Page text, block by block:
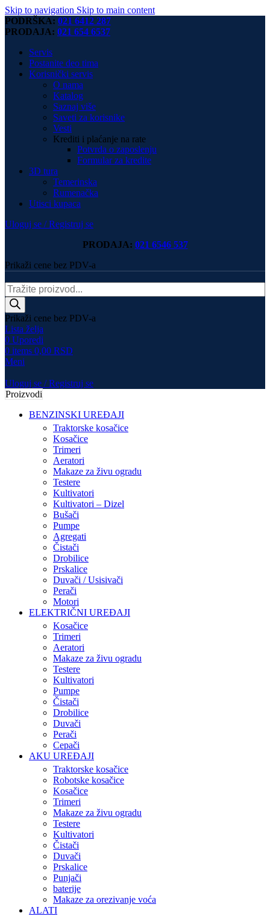
Skip to navigation Skip to main content
PODRŠKA: 021 6412 287
PRODAJA: 021 654 6537
Servis
Postanite deo tima
Korisnički servis
O nama
Katalog
Saznaj više
Saveti za korisnike
Vesti
Krediti i plaćanje na rate
Potvrda o zaposlenju
Formular za kredite
3D tura
Temerinska
Rumenačka
Utisci kupaca
Uloguj se / Registruj se
PRODAJA: 021 6546 537
Prikaži cene bez PDV-a
Products
search
Prikaži cene bez PDV-a
Lista želja
0 Uporedi
0 items 0,00 RSD
Meni
Uloguj se / Registruj se
Proizvodi
BENZINSKI UREĐAJI
Traktorske kosačice
Kosačice
Trimeri
Aeratori
Makaze za živu ogradu
Testere
Kultivatori
Kultivatori – Dizel
Bušači
Pumpe
Agregati
Čistači
Drobilice
Prskalice
Duvači / Usisivači
Perači
Motori
ELEKTRIČNI UREĐAJI
Kosačice
Trimeri
Aeratori
Makaze za živu ogradu
Testere
Kultivatori
Pumpe
Čistači
Drobilice
Duvači
Perači
Cepači
AKU UREĐAJI
Traktorske kosačice
Robotske kosačice
Kosačice
Trimeri
Makaze za živu ogradu
Testere
Kultivatori
Čistači
Duvači
Prskalice
Punjači
baterije
Makaze za orezivanje voća
ALATI